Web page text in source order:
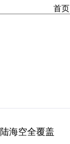
首页
海空全覆盖